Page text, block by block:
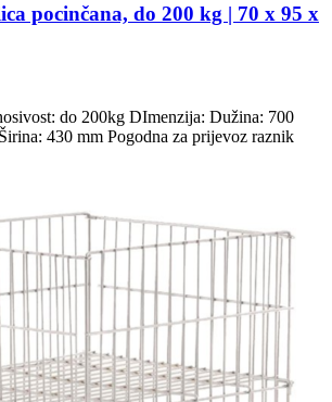
pocinčana, do 200 kg | 70 x 95 x
do 200kg DImenzija: Dužina: 700
430 mm Pogodna za prijevoz raznik